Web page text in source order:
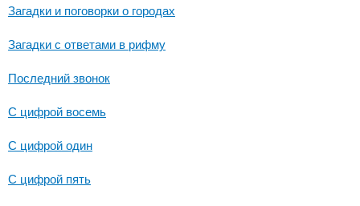
Загадки и поговорки о городах
Загадки с ответами в рифму
Последний звонок
С цифрой восемь
С цифрой один
С цифрой пять